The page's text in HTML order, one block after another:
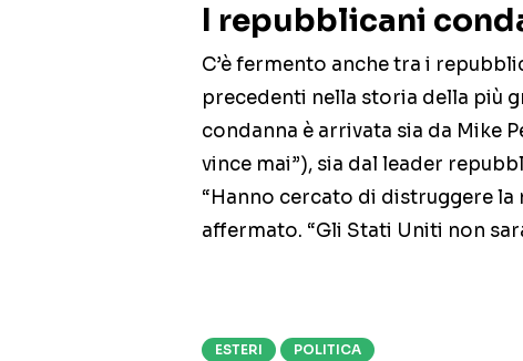
I repubblicani
C’è fermento anche tra i
precedenti nella storia della più
condanna è arrivata sia da Mike
vince mai”), sia dal leader
“Hanno cercato di distruggere la
affermato. “Gli Stati Uniti non
ESTERI POLITICA